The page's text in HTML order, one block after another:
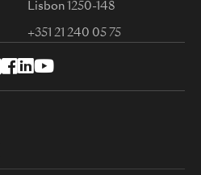
Lisbon 1250-148
+351 21 240 05 75